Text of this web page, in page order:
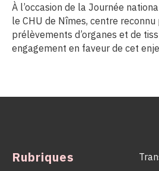
À l’occasion de la Journée
le CHU de Nîmes, centre reconnu
prélèvements d’organes et de
engagement en faveur de cet
Rubriques